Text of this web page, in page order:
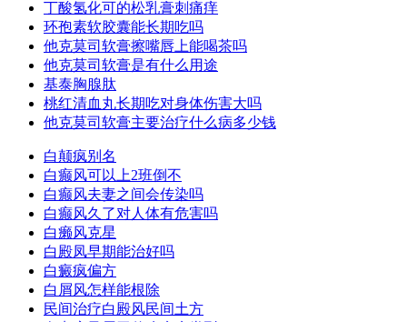
丁酸氢化可的松乳膏刺痛痒
环孢素软胶囊能长期吃吗
他克莫司软膏擦嘴唇上能喝茶吗
他克莫司软膏是有什么用途
基泰胸腺肽
桃红清血丸长期吃对身体伤害大吗
他克莫司软膏主要治疗什么病多少钱
白颠疯别名
白癫风可以上2班倒不
白癫风夫妻之间会传染吗
白癫风久了对人体有危害吗
白癞风克星
白殿凤早期能治好吗
白癜疯偏方
白屑风怎样能根除
民间治疗白殿风民间土方